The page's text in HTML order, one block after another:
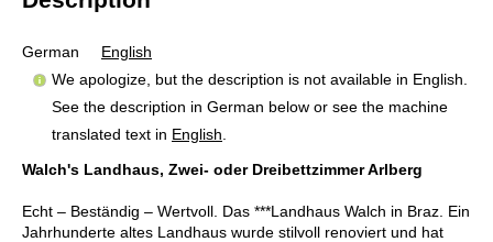
German
English
We apologize, but the description is not available in English.
See the description in German below or see the machine
translated text in English
Walch's Landhaus, Zwei- oder Dreibettzimmer Arlberg
Echt – Beständig – Wertvoll. Das ***Landhaus Walch in Braz. Ein
Jahrhunderte altes Landhaus wurde stilvoll renoviert und hat